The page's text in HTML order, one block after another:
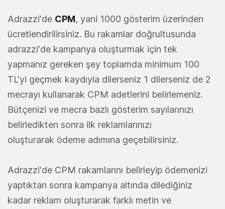
Adrazzi'de CPM, yani 1000 gösterim üzerinden
ücretlendirilirsiniz. Bu rakamlar doğrultusunda
adrazzi'de kampanya oluşturmak için tek
yapmanız gereken şey toplamda minimum 100
TL'yi geçmek kaydıyla dilerseniz 1 dilerseniz de 2
mecrayı kullanarak CPM adetlerini belirlemeniz.
Bütçenizi ve mecra bazlı gösterim sayılarınızı
belirledikten sonra ilk reklamlarınızı
oluşturarak ödeme adımına geçebilirsiniz.
Adrazzi'de CPM rakamlarını belirleyip ödemenizi
yaptıktan sonra kampanya altında dilediğiniz
kadar reklam oluşturarak farklı metin ve